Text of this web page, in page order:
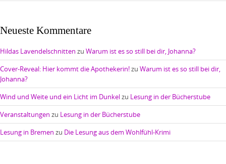
Neueste Kommentare
Hildas Lavendelschnitten zu Warum ist es so still bei dir, Johanna?
Cover-Reveal: Hier kommt die Apothekerin!zu Warum ist es so still bei dir,
Johanna?
Wind und Weite und ein Licht im Dunkelzu Lesung in der Bücherstube
Veranstaltungen zu Lesung in der Bücherstube
Lesung in Bremen zu Die Lesung aus dem Wohlfühl-Krimi